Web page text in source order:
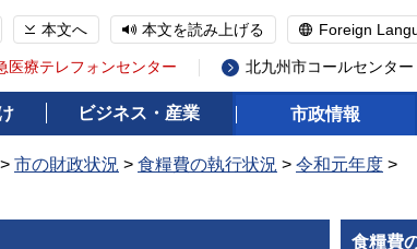
本文へ 本文を読み上げる Foreign
医療テレフォンセンター 北九州市コールセンター
ビジネス・産業 市政情報
> 市の財政状況 > 食糧費の執行状況 > 令和元年度 >
食糧費